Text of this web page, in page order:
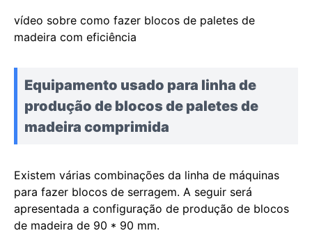
vídeo sobre como fazer blocos de paletes de
madeira com eficiência
Equipamento usado para linha de
produção de blocos de paletes de
madeira comprimida
Existem várias combinações da linha de máquinas
para fazer blocos de serragem. A seguir será
apresentada a configuração de produção de blocos
de madeira de 90 * 90 mm.